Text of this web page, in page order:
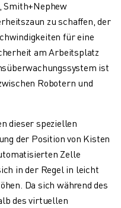
Smith+Nephew
zu schaffen, der
für eine
am Arbeitsplatz
ist
Robotern und
dieser speziellen
der Position von Kisten
Zelle
in der Regel in leicht
Da sich während des
des virtuellen